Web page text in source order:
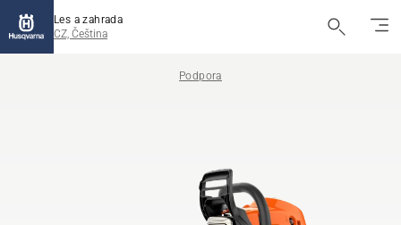
Les a zahrada
CZ, Čeština
Podpora